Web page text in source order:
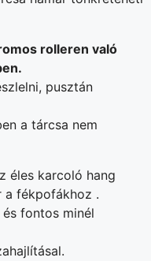
rolleren való
pusztán
a tárcsa nem
éles karcoló hang
a fékpofákhoz .
fontos minél